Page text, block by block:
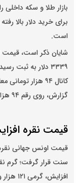
بازار طلا و سکه داخلی
برای خرید دلار بالا
است.
۳۳۳۹ دلار به ثبت
کانال ۹۴ هزار
گزارش، روی رقم ۹۴ هزار و ۴۰۰ تومان قرار گرفته است.
قیمت نقره
افزایش، گرمی ۱۲۱ هزار و ۶۱۰ تومان به فروش رسید.